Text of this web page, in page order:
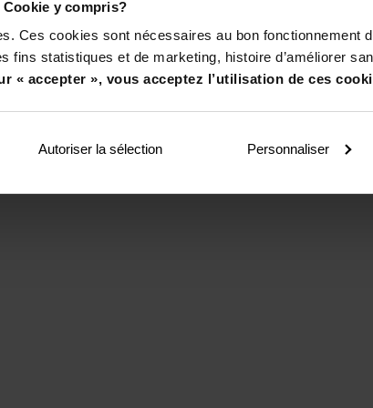
y compris?
Ces cookies sont nécessaires au bon fonctionnement
fins statistiques et de marketing, histoire d’améliorer
« accepter », vous acceptez l’utilisation de ces
Autoriser la sélection Personnaliser